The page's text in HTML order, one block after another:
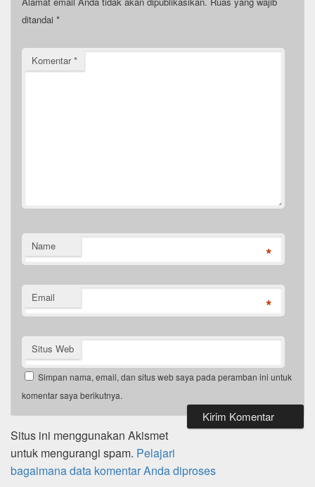
o
o
k
ditandai *
Komentar*
Name *
Email *
Situs Web
Simpan nama, email, dan situs web saya pada peramban ini untuk
komentar saya berikutnya.
Situs ini menggunakan Akismet
untuk mengurangi spam. Pelajari
bagaimana data komentar Anda diproses